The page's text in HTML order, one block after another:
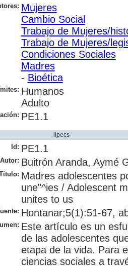
Mujeres
Cambio Social
Trabajo de Mujeres/
Trabajo de Mujeres/
Condiciones Sociales
Madres
- Bioética
Humanos
Adulto
PE1.1
lipecs
Id: PE1.1
Autor: Buitrón Aranda, Aymé
Madres adolescentes
une"^ies / Adolescent
unites to us
Hontanar;5(1):51-67,
Este artículo es un
de las adolescentes
etapa de la vida. Para
ciencias sociales a